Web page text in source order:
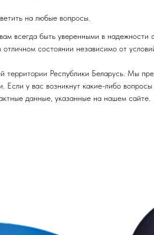
на любые вопросы.
всегда быть уверенными в надежности
состоянии независимо от
территории Республики Беларусь. Мы
у вас возникнут какие-либо
данные, указанные на нашем сайте.